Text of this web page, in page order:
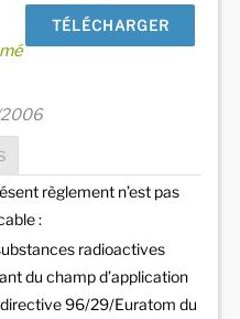
TÉLÉCHARGER
règlement n’est pas
:
radioactives
du champ d’application
96/29/Euratom du